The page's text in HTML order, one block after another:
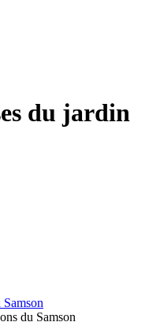
du jardin
du Samson